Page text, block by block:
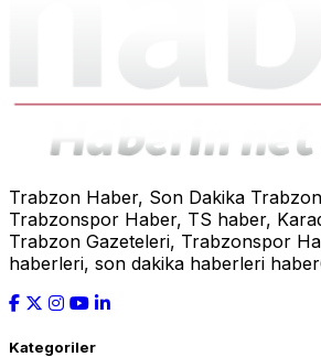
Trabzon Haber, Son Dakika
Trabzonspor Haber, TS haber,
Trabzon Gazeteleri, Trabzonspor
haberleri, son dakika haberleri
Kategoriler